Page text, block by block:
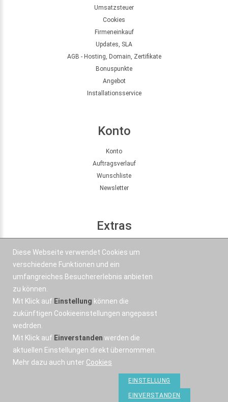
Umsatzsteuer
Cookies
Firmeneinkauf
Updates, SLA
AGB - Hosting, Domain, Zertifikate
Bonuspunkte
Angebot
Installationsservice
Konto
Konto
Auftragsverlauf
Wunschliste
Newsletter
Extras
Kontakt
Email
OSWorX © 2026
Diese Webseite verwendet Cookies um
verschiedene Funktionen und ein
umfangreiches Besuchererlebnis anbieten
zu können.
Mit Klick auf Einstellung können die
zukünftigen Cookieeinstellungen angepasst
wedrden.
Mit Klick auf Einverstanden werden die
aktuellen Einstellungen direkt übernommen.
Mehr dazu auch unter Cookies
EINSTELLUNG
EINVERSTANDEN